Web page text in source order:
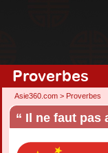
Proverbes
Asie360.com > Proverbes
“ Il ne faut pas